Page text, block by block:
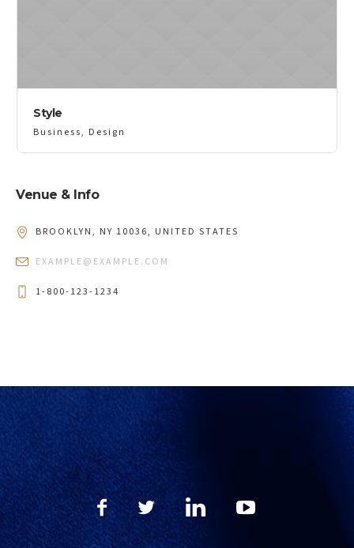
Style
Business, Design
Venue & Info
BROOKLYN, NY 10036, UNITED STATES
EXAMPLE@EXAMPLE.COM
1-800-123-1234